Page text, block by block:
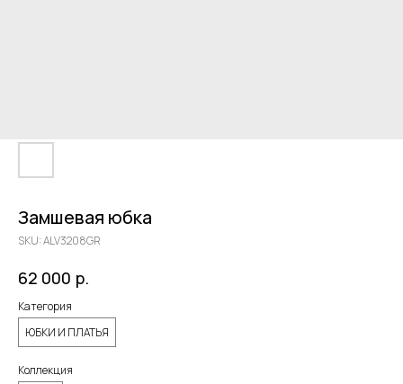
Замшевая юбка
SKU:ALV3208GR
62 000 р.
Категория
ЮБКИ И ПЛАТЬЯ
Коллекция